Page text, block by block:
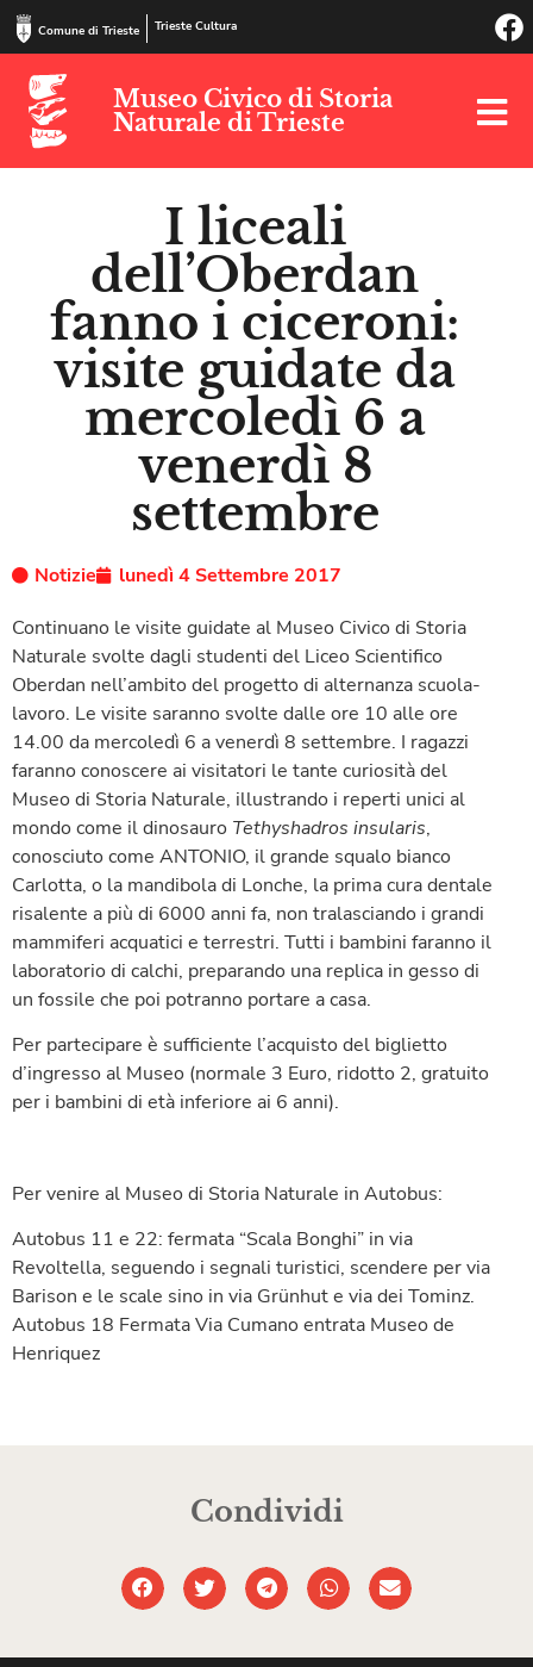
Comune di Trieste Trieste Cultura
Museo Civico di Storia
Naturale di Trieste
I liceali
dell’Oberdan
fanno i ciceroni:
visite guidate da
mercoledì 6 a
venerdì 8
settembre
Notizie
lunedì 4 Settembre 2017
Continuano le visite guidate al Museo Civico di Storia
Naturale svolte dagli studenti del Liceo Scientifico
Oberdan nell’ambito del progetto di alternanza scuola-
lavoro. Le visite saranno svolte dalle ore 10 alle ore
14.00 da mercoledì 6 a venerdì 8 settembre. I ragazzi
faranno conoscere ai visitatori le tante curiosità del
Museo di Storia Naturale, illustrando i reperti unici al
mondo come il dinosauro Tethyshadros insularis,
conosciuto come ANTONIO, il grande squalo bianco
Carlotta, o la mandibola di Lonche, la prima cura dentale
risalente a più di 6000 anni fa, non tralasciando i grandi
mammiferi acquatici e terrestri. Tutti i bambini faranno il
laboratorio di calchi, preparando una replica in gesso di
un fossile che poi potranno portare a casa.
Per partecipare è sufficiente l’acquisto del biglietto
d’ingresso al Museo (normale 3 Euro, ridotto 2, gratuito
per i bambini di età inferiore ai 6 anni).
Per venire al Museo di Storia Naturale in Autobus:
Autobus 11 e 22: fermata “Scala Bonghi” in via
Revoltella, seguendo i segnali turistici, scendere per via
Barison e le scale sino in via Grünhut e via dei Tominz.
Autobus 18 Fermata Via Cumano entrata Museo de
Henriquez
Condividi